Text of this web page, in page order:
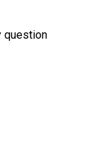
question